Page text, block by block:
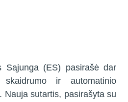
Sąjunga (ES) pasirašė dar
ir automatinio
Nauja sutartis, pasirašyta su